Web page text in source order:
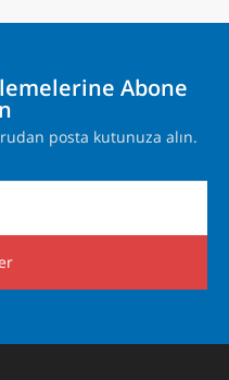
Abone
posta kutunuza alın.